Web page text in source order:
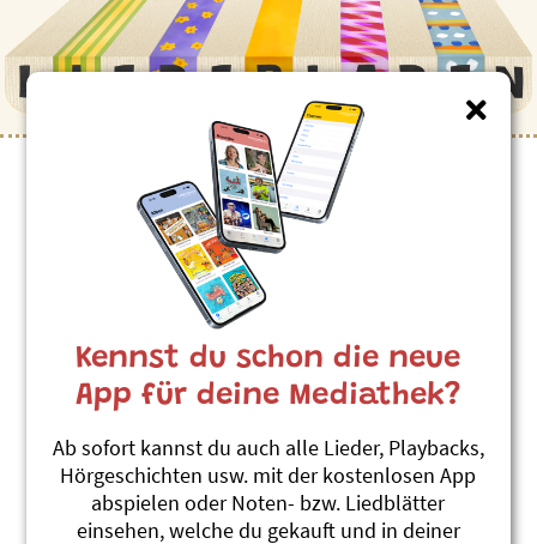
Kinderlieder zum Thema
”Gross - klein”
Erbsli und Bohne (Vers)
Andrew Bond
Alli Chliine werded gross - Lila-Heft 7
#Esswaren #Garten #Gross - klein
#Gemüse #Wachsen
Mikro
karTON
Schturmfrii
#Gross - klein
Kennst du schon die neue
App für deine Mediathek?
Ab sofort kannst du auch alle Lieder, Playbacks,
Hörgeschichten usw. mit der kostenlosen App
abspielen oder Noten- bzw. Liedblätter
einsehen, welche du gekauft und in deiner